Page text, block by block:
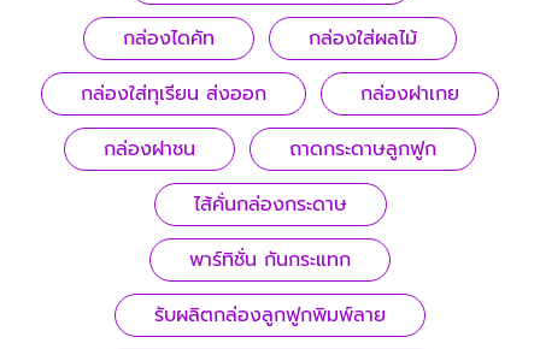
กล่องไดคัท
กล่องใส่ผลไม้
กล่องใส่ทุเรียน ส่งออก
กล่องฝาเกย
กล่องฝาชน
ถาดกระดาษลูกฟูก
ไส้คั่นกล่องกระดาษ
พาร์ทิชั่น กันกระแทก
รับผลิตกล่องลูกฟูกพิมพ์ลาย